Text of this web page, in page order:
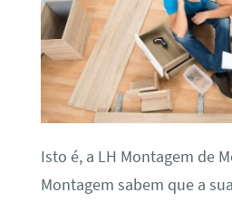
Isto é, a LH Montagem de
Montagem sabem que a